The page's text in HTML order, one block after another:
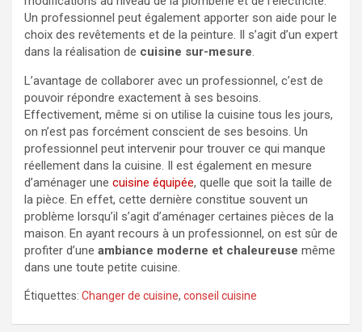
Un professionnel peut également apporter son aide pour le
choix des revêtements et de la peinture. Il s’agit d’un expert
dans la réalisation de cuisine sur-mesure.
L’avantage de collaborer avec un professionnel, c’est de
pouvoir répondre exactement à ses besoins.
Effectivement, même si on utilise la cuisine tous les jours,
on n’est pas forcément conscient de ses besoins. Un
professionnel peut intervenir pour trouver ce qui manque
réellement dans la cuisine. Il est également en mesure
d’aménager une cuisine équipée, quelle que soit la taille de
la pièce. En effet, cette dernière constitue souvent un
problème lorsqu’il s’agit d’aménager certaines pièces de la
maison. En ayant recours à un professionnel, on est sûr de
profiter d’une ambiance moderne et chaleureuse même
dans une toute petite cuisine.
Étiquettes: Changer de cuisine, conseil cuisine